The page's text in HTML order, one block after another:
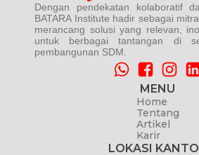
Dengan pendekatan kolaboratif
BATARA Institute hadir sebagai
merancang solusi yang relevan,
untuk berbagai tantangan di
pembangunan SDM.
MENU
Home
Tentang
Artikel
Karir
LOKASI